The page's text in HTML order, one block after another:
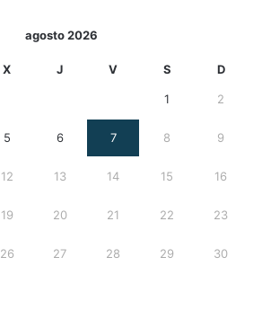
agosto 2026
X J V S D
1 2
5 6 7 8 9
12 13 14 15 16
19 20 21 22 23
26 27 28 29 30